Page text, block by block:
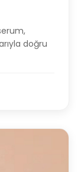
doğru